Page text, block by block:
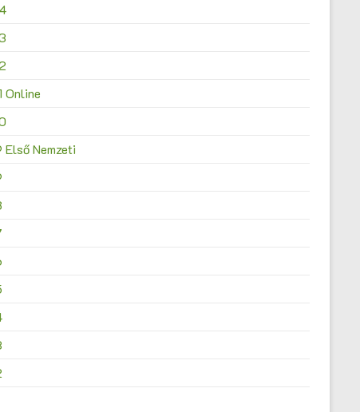
Online
Első Nemzeti